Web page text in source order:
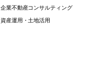
企業不動産コンサルティング
資産運用・土地活用